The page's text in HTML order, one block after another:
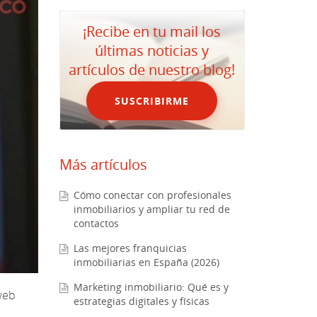
¡Recibe en tu mail los
últimas noticias y
artículos de nuestro blog!
SUSCRIBIRME
Más artículos
Cómo conectar con profesionales
inmobiliarios y ampliar tu red de
contactos
Las mejores franquicias
inmobiliarias en España (2026)
Marketing inmobiliario: Qué es y
estrategias digitales y físicas